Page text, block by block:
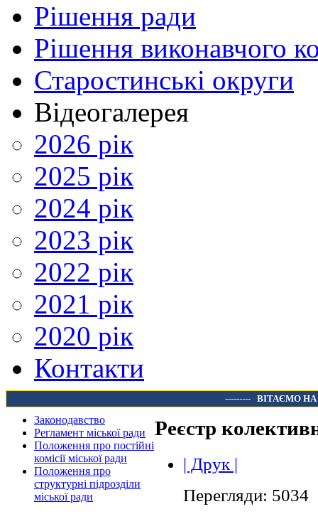
Рішення ради
Рішення виконавчого
Старостинські округи
Відеогалерея
2026 рік
2025 рік
2024 рік
2023 рік
2022 рік
2021 рік
2020 рік
Контакти
--------- ВІТАЄМО
Законодавство
Регламент міської ради
Положення про постійні
комісії міської ради
Положення про
структурні підрозділи
міської ради
Реєстр
| Друк |
Перегляди: 5034